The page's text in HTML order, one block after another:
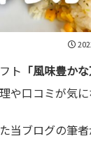
ト 「風味豊か
や口コミが気
当ブログの筆